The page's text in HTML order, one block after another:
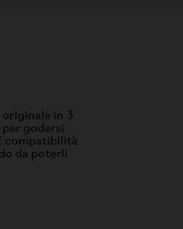
in 3
godersi
compatibilità
da poterli